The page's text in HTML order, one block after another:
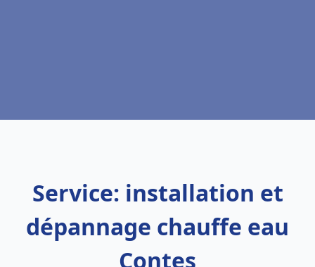
Service: installation et
dépannage chauffe eau
Contes